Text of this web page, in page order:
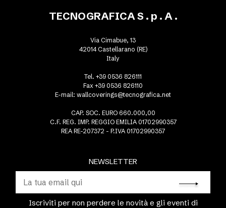
NEWSLETTER
Iscriviti per non perdere le novità e gli eventi di
TECNOGRAFICA S . p . A .
Via Cimabue, 13
42014 Castellarano (RE)
Italy
Tel. +39 0536 826111
Fax +39 0536 826110
E-mail: wallcoverings@tecnografica.net
CAP. SOC. EURO 660.000,00
C.F. REG. IMP. REGGIO EMILIA 01702990357
REA RE-207372 - P.IVA 01702990357